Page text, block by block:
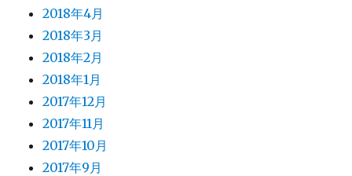
2018年4月
2018年3月
2018年2月
2018年1月
2017年12月
2017年11月
2017年10月
2017年9月